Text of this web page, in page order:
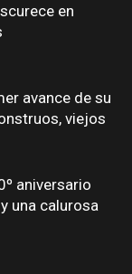
en
avance de su
viejos
aniversario
una calurosa